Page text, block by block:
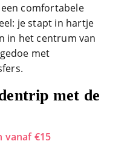
comfortabele
je stapt in hartje
in het centrum van
met
met de
vanaf €15